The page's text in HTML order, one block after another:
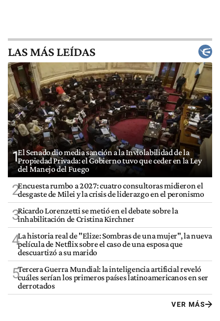
LAS MÁS LEÍDAS
1El Senado dio media sanción a la Inviolabilidad de la
Propiedad Privada: el Gobierno tuvo que ceder en la Ley
del Manejo del Fuego
2Encuesta rumbo a 2027: cuatro consultoras midieron el
desgaste de Milei y la crisis de liderazgo en el peronismo
3Ricardo Lorenzetti se metió en el debate sobre la
inhabilitación de Cristina Kirchner
4La historia real de "Elize: Sombras de una mujer", la nueva
película de Netflix sobre el caso de una esposa que
descuartizó a su marido
5Tercera Guerra Mundial: la inteligencia artificial reveló
cuáles serían los primeros países latinoamericanos en ser
derrotados
VER MÁS